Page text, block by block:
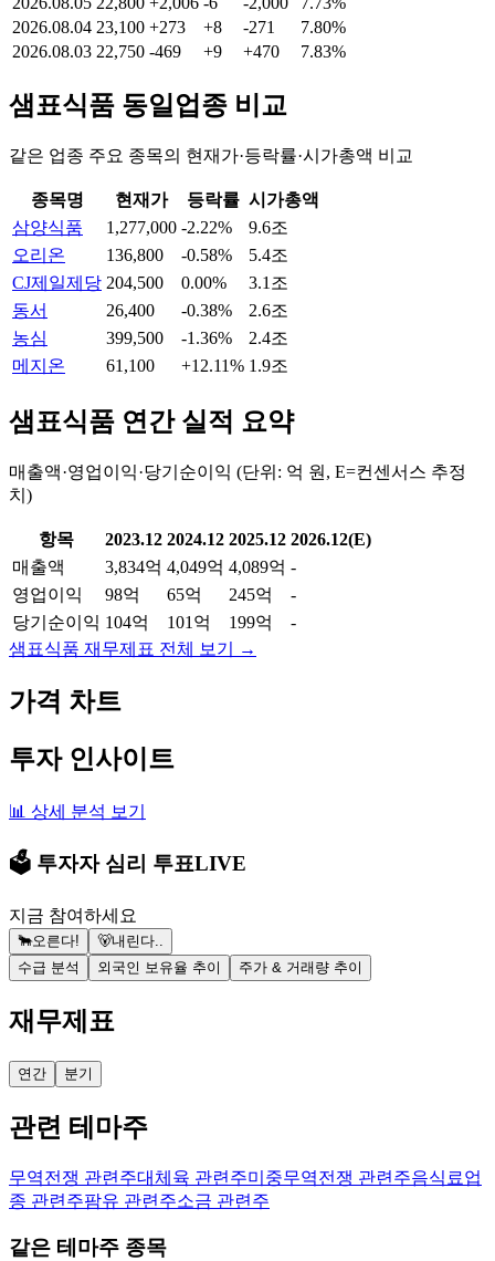
2026.08.04 23,100 +273 +8 -271
7.80%
2026.08.03 22,750 -469 +9 +470 7.83%
샘표식품 동일업종 비교
같은 업종 주요 종목의 현재가·등락률·시가총액 비교
종목명 현재가 등락률 시가총액
삼양식품
1,277,000 -2.22%
9.6조
오리온
136,800 -0.58%
5.4조
CJ제일제당 204,500 0.00%
3.1조
동서
26,400 -0.38%
2.6조
농심
399,500 -1.36%
2.4조
메지온
61,100 +12.11% 1.9조
샘표식품 연간 실적 요약
매출액·영업이익·당기순이익 (단위: 억 원, E=컨센서스 추정
치)
항목 2023.12 2024.12 2025.12 2026.12(E)
매출액
3,834억 4,049억 4,089억 -
영업이익
98억 65억 245억
-
당기순이익 104억 101억 199억
-
샘표식품 재무제표 전체 보기 →
가격 차트
투자 인사이트
📊 상세 분석 보기
🗳️ 투자자 심리 투표LIVE
지금 참여하세요
🐂오른다! 🐻내린다..
수급 분석
외국인 보유율 추이 주가 & 거래량 추이
재무제표
연간 분기
관련 테마주
무역전쟁 관련주대체육 관련주미중무역전쟁 관련주음식료업
종 관련주팜유 관련주소금 관련주
같은 테마주 종목